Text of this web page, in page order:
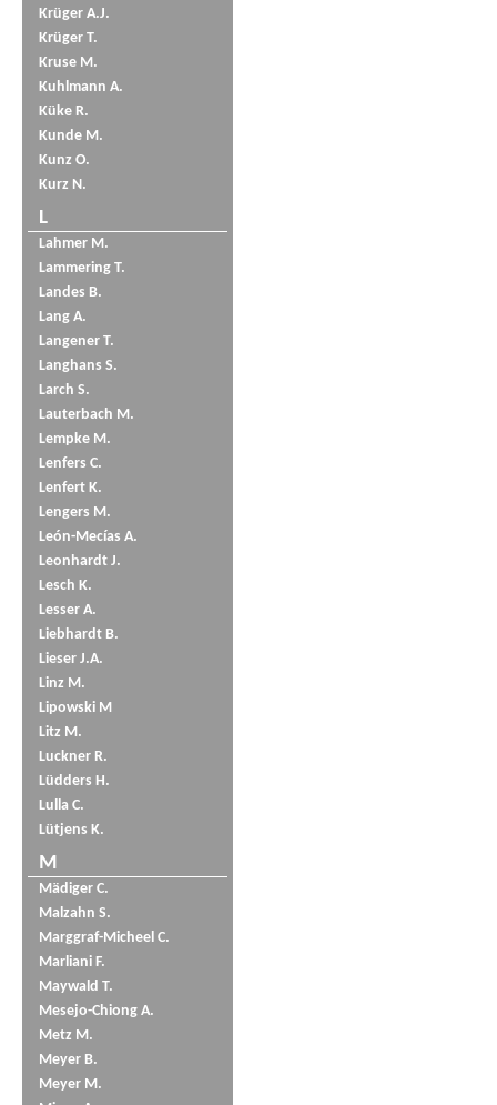
Krüger A.J.
Krüger T.
Kruse M.
Kuhlmann A.
Küke R.
Kunde M.
Kunz O.
Kurz N.
L
Lahmer M.
Lammering T.
Landes B.
Lang A.
Langener T.
Langhans S.
Larch S.
Lauterbach M.
Lempke M.
Lenfers C.
Lenfert K.
Lengers M.
León-Mecías A.
Leonhardt J.
Lesch K.
Lesser A.
Liebhardt B.
Lieser J.A.
Linz M.
Lipowski M
Litz M.
Luckner R.
Lüdders H.
Lulla C.
Lütjens K.
M
Mädiger C.
Malzahn S.
Marggraf-Micheel C.
Marliani F.
Maywald T.
Mesejo-Chiong A.
Metz M.
Meyer B.
Meyer M.